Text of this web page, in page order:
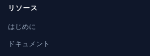
リソース
はじめに
ドキュメント